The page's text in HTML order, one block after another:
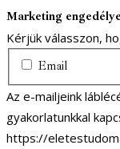
Marketing
Kérjük válasszon,
Email
Az e-mailjeink
gyakorlatunkkal
https://